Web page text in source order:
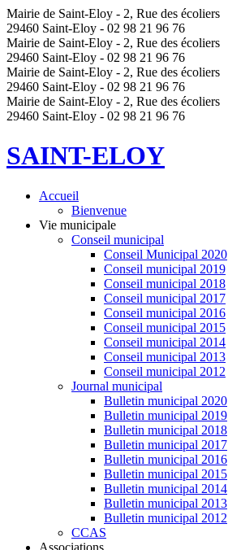
Mairie de Saint-Eloy - 2, Rue des écoliers
29460 Saint-Eloy - 02 98 21 96 76
Mairie de Saint-Eloy - 2, Rue des écoliers
29460 Saint-Eloy - 02 98 21 96 76
Mairie de Saint-Eloy - 2, Rue des écoliers
29460 Saint-Eloy - 02 98 21 96 76
Mairie de Saint-Eloy - 2, Rue des écoliers
29460 Saint-Eloy - 02 98 21 96 76
SAINT-ELOY
Accueil
Bienvenue
Vie municipale
Conseil municipal
Conseil Municipal 2020
Conseil municipal 2019
Conseil municipal 2018
Conseil municipal 2017
Conseil municipal 2016
Conseil municipal 2015
Conseil municipal 2014
Conseil municipal 2013
Conseil municipal 2012
Journal municipal
Bulletin municipal 2020
Bulletin municipal 2019
Bulletin municipal 2018
Bulletin municipal 2017
Bulletin municipal 2016
Bulletin municipal 2015
Bulletin municipal 2014
Bulletin municipal 2013
Bulletin municipal 2012
CCAS
Associations